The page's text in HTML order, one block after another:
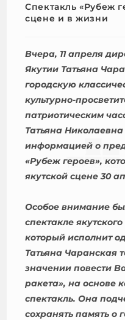
Спектакль «Рубеж
сцене и в жизни
Вчера, 11 апреля
Якутии Татьяна
городскую
культурно-
патриотическим
Татьяна
информацией о
«Рубеж героев»,
якутской сцене 30
Особое внимание
спектакле
который исполнит
Татьяна Чаранская
значении повести
ракета», на основе
спектакль. Она
сохранять память о